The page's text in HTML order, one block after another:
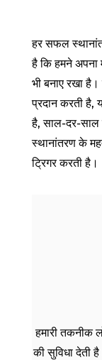
हर सफल
है कि हमने अपना
भी बनाए रखा
प्रदान करती है,
है, साल-दर-साल
स्थानांतरण के
ट्रिगर करती है।
हमारी तकनीक
की सुविधा देती